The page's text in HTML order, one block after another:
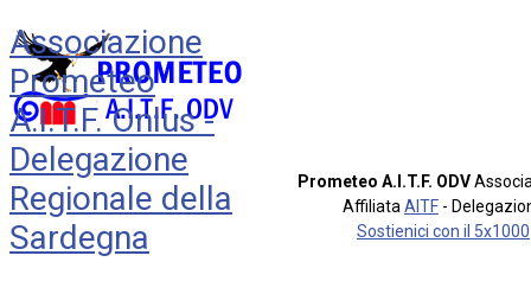
Associazione
Prometeo
A.I.T.F. Onlus -
Delegazione
Regionale della
Sardegna
Prometeo A.I.T.F. ODV
Affiliata AITF -
Sostienici con il 5x1000